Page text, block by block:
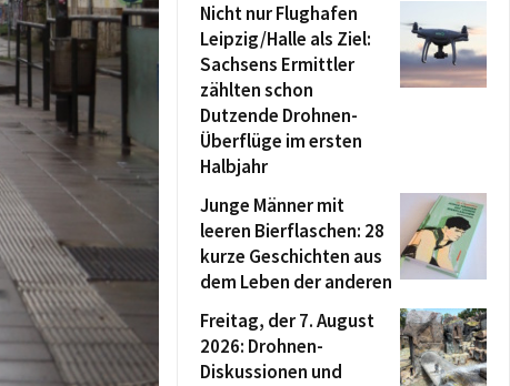
Nicht nur Flughafen
Leipzig/Halle als Ziel:
Sachsens Ermittler
zählten schon
Dutzende Drohnen-
Überflüge im ersten
Halbjahr
Junge Männer mit
leeren Bierflaschen: 28
kurze Geschichten aus
dem Leben der anderen
Freitag, der 7. August
2026: Drohnen-
Diskussionen und